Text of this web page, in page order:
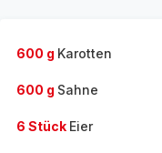
600 g Karotten
600 g Sahne
6 Stück Eier